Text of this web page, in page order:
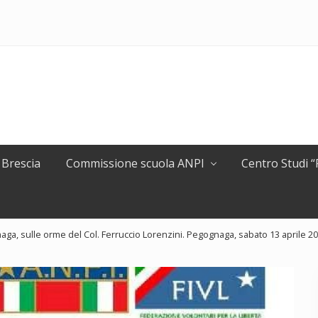
Commissione scuola ANPI Centro Studi
sulle orme del Col. Ferruccio Lorenzini. Pegognaga, sabato 13 aprile